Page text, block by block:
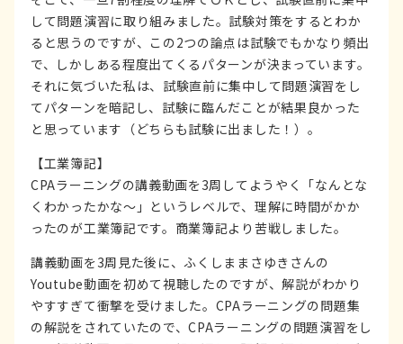
して問題演習に取り組みました。試験対策をするとわか
ると思うのですが、この2つの論点は試験でもかなり頻出
で、しかしある程度出てくるパターンが決まっています。
それに気づいた私は、試験直前に集中して問題演習をし
てパターンを暗記し、試験に臨んだことが結果良かった
と思っています（どちらも試験に出ました！）。
【工業簿記】
CPAラーニングの講義動画を3周してようやく「なんとな
くわかったかな～」というレベルで、理解に時間がかか
ったのが工業簿記です。商業簿記より苦戦しました。
講義動画を3周見た後に、ふくしままさゆきさんの
Youtube動画を初めて視聴したのですが、解説がわかり
やすすぎて衝撃を受けました。CPAラーニングの問題集
の解説をされていたので、CPAラーニングの問題演習をし